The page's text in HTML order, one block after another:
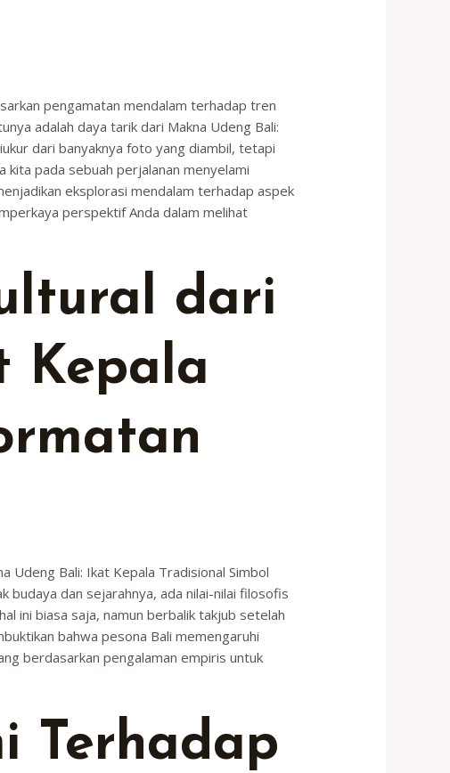
pengamatan mendalam terhadap tren
adalah daya tarik dari Makna Udeng Bali:
dari banyaknya foto yang diambil, tetapi
pada sebuah perjalanan menyelami
eksplorasi mendalam terhadap aspek
perspektif Anda dalam melihat
dari
Kepala
Udeng Bali: Ikat Kepala Tradisional Simbol
budaya dan sejarahnya, ada nilai-nilai filosofis
ini biasa saja, namun berbalik takjub setelah
bahwa pesona Bali memengaruhi
berdasarkan pengalaman empiris untuk
Terhadap